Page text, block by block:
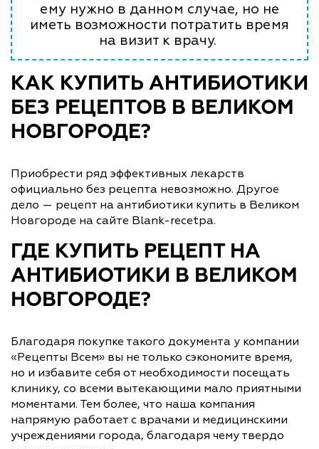
ему нужно в данном случае, но не
иметь возможности потратить время
на визит к врачу.
КАК КУПИТЬ АНТИБИОТИКИ
БЕЗ РЕЦЕПТОВ В ВЕЛИКОМ
НОВГОРОДЕ?
Приобрести ряд эффективных лекарств
официально без рецепта невозможно. Другое
дело — рецепт на антибиотики купить в Великом
Новгороде на сайте Blank-recetpa.
ГДЕ КУПИТЬ РЕЦЕПТ НА
АНТИБИОТИКИ В ВЕЛИКОМ
НОВГОРОДЕ?
Благодаря покупке такого документа у компании
«Рецепты Всем» вы не только сэкономите время,
но и избавите себя от необходимости посещать
клинику, со всеми вытекающими мало приятными
моментами. Тем более, что наша компания
напрямую работает с врачами и медицинскими
учреждениями города, благодаря чему твердо